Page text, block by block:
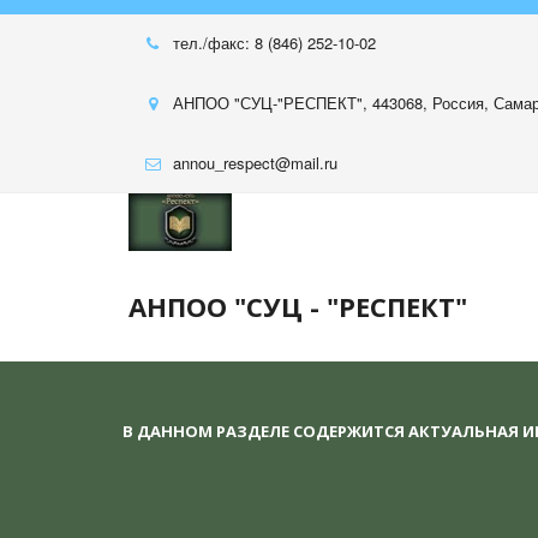
тел./факс: 8 (846) 252-10-02
АНПОО "СУЦ-"РЕСПЕКТ", 443068, Россия,
annou_respect@mail.ru
АНПОО "СУЦ - "РЕСПЕКТ"
В ДАННОМ РАЗДЕЛЕ СОДЕРЖИТСЯ АКТУАЛЬНАЯ